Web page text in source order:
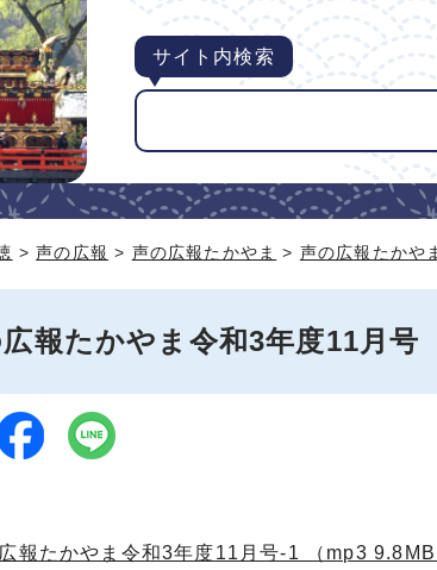
サイト内検索
>声の広報 > 声の広報たかやま > 声の広報たか
報たかやま令和3年度11月号
報たかやま令和3年度11月号-1 （mp3 9.8MB